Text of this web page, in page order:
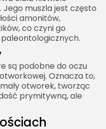
Jego muszla jest często
amonitów,
co czyni go
są podobne do oczu
Oznacza to,
otworek, tworząc
prymitywną, ale